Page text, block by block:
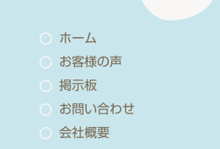
ホーム
お客様の声
掲示板
お問い合わせ
会社概要